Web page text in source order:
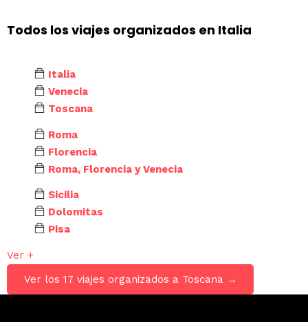
Todos los viajes organizados en Italia
Italia
Venecia
Toscana
Roma
Florencia
Roma, Florencia y Venecia
Sicilia
Dolomitas
Pisa
Ver +
Ver los 17 viajes organizados a Toscana →